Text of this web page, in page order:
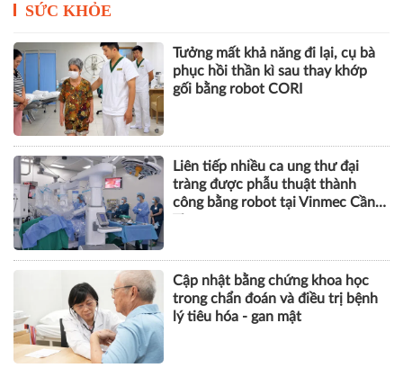
SỨC KHỎE
Tưởng mất khả năng đi lại, cụ bà
phục hồi thần kì sau thay khớp
gối bằng robot CORI
Liên tiếp nhiều ca ung thư đại
tràng được phẫu thuật thành
công bằng robot tại Vinmec Cần
Cập nhật bằng chứng khoa học
trong chẩn đoán và điều trị bệnh
lý tiêu hóa - gan mật